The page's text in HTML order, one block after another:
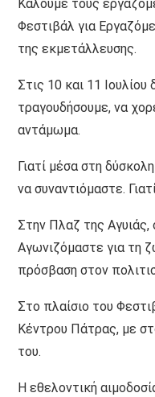
Καλούμε τους
Φεστιβάλ για
της εκμετάλλευσης.
Στις 10 και 11
τραγουδήσουμε, να
αντάμωμα.
Γιατί μέσα στη
να συναντιόμαστε.
Στην Πλαζ της Αγυιάς,
Αγωνιζόμαστε για τη
πρόσβαση στον
Στο πλαίσιο του
Κέντρου Πάτρας, με
του.
Η εθελοντική